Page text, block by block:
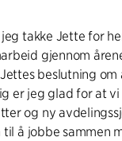
takke Jette for
gjennom
beslutning om
er jeg glad for at
og ny
å jobbe sammen